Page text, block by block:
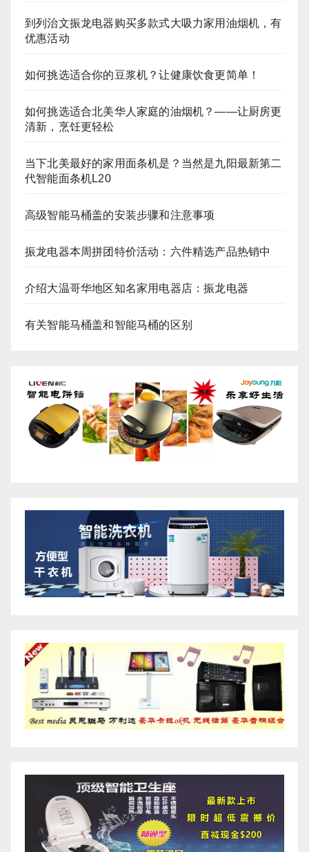
到列治文振龙电器购买多款式大吸力家用油烟机，有
优惠活动
如何挑选适合你的豆浆机？让健康饮食更简单！
如何挑选适合北美华人家庭的油烟机？——让厨房更
清新，烹饪更轻松
当下北美最好的家用面条机是？当然是九阳最新第二
代智能面条机L20
高级智能马桶盖的安装步骤和注意事项
振龙电器本周拼团特价活动：六件精选产品热销中
介绍大温哥华地区知名家用电器店：振龙电器
有关智能马桶盖和智能马桶的区别